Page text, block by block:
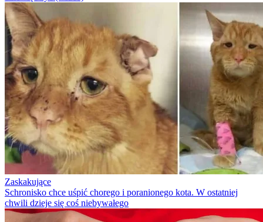
Zaskakujące
Schronisko chce uśpić chorego i poranionego kota. W ostatniej
chwili dzieje się coś niebywałego